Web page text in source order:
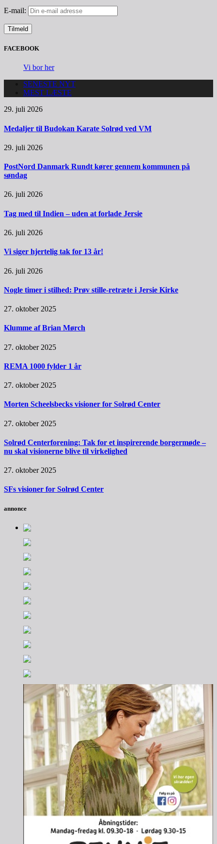
E-mail:
FACEBOOK
Vi bor her
SENESTE NYT
MEST LÆSTE
29. juli 2026
Medaljer til Budokan Karate Solrød ved VM
29. juli 2026
PostNord Danmark Rundt kører gennem kommunen på
søndag
26. juli 2026
Tag med til Indien – uden at forlade Jersie
26. juli 2026
Vi siger hjertelig tak for 13 år!
26. juli 2026
Nogle timer i stilhed: Prøv stille-retræte i Jersie Kirke
27. oktober 2025
Klumme af Brian Mørch
27. oktober 2025
REMA 1000 fylder 1 år
27. oktober 2025
Morten Scheelsbecks visioner for Solrød Center
27. oktober 2025
Solrød Centerforening: Tak for et inspirerende borgermøde –
nu skal visionerne blive til virkelighed
27. oktober 2025
SFs visioner for Solrød Center
annonce